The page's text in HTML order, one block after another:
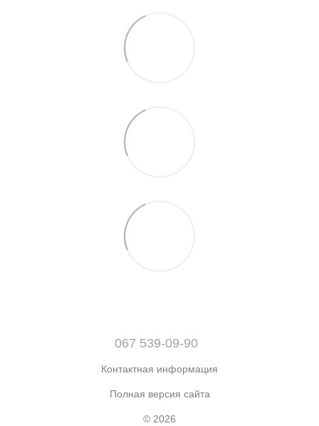
067 539-09-90
Контактная информация
Полная версия сайта
© 2026